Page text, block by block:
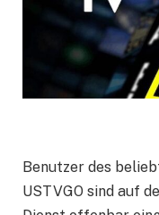
Benutzer des
USTVGO sind auf